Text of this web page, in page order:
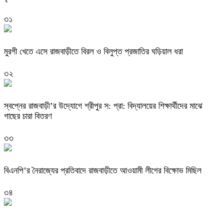
৩১
মুরগী খেতে এসে রাজবাড়ীতে বিরল ও বিলুপ্ত প্রজাতির ঘড়িয়াল ধরা
৩২
স্বপ্নের রাজবাড়ী’র উদ্যোগে শ্রীপুর স: প্রা: বিদ্যালয়ের শিক্ষার্থীদের মাঝে
গাছের চারা বিতরণ
৩৩
বিএনপি’র নৈরাজ্যের প্রতিবাদে রাজবাড়ীতে আওয়ামী লীগের বিক্ষোভ মিছিল
৩৪